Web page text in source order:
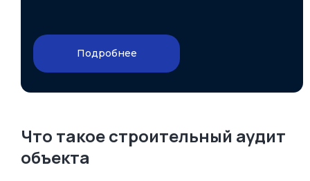
Подробнее
Что такое строительный аудит
объекта